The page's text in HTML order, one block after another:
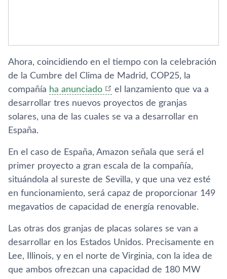
Ahora, coincidiendo en el tiempo con la celebración
de la Cumbre del Clima de Madrid, COP25, la
compañía ha anunciado
el lanzamiento que va a
desarrollar tres nuevos proyectos de granjas
solares, una de las cuales se va a desarrollar en
España.
En el caso de España, Amazon señala que será el
primer proyecto a gran escala de la compañía,
situándola al sureste de Sevilla, y que una vez esté
en funcionamiento, será capaz de proporcionar 149
megavatios de capacidad de energía renovable.
Las otras dos granjas de placas solares se van a
desarrollar en los Estados Unidos. Precisamente en
Lee, Illinois, y en el norte de Virginia, con la idea de
que ambos ofrezcan una capacidad de 180 MW